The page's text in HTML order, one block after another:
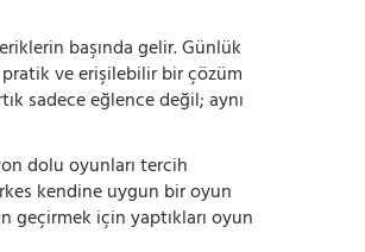
başında gelir. Günlük
ve erişilebilir bir çözüm
sadece eğlence değil; aynı
dolu oyunları tercih
kendine uygun bir oyun
geçirmek için yaptıkları oyun